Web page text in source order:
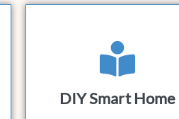
DIY Smart Home